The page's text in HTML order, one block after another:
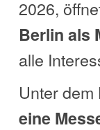
2026,
Berlin als
alle
Unter
eine